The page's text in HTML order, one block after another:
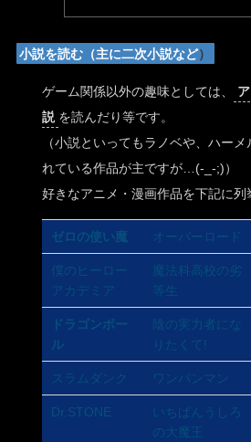
小説を読む（主に二次小説など）
ゲーム関係以外の趣味としては、
説 を読んだり等です。
（小説といってもラノベや、ハー
れている作品が主ですが…(-_-;)）
好きなアニメ・漫画作品を下記に列
ゼロの使い魔 オーバーロード
僕のヒーロー
アカデミア
魔法科高校の劣
等生
ドラゴンボー
ル
陰の実力者にな
りたくて!
スラムダンク ワンパンマン
Dr.STONE
いちばんうしろ
の大魔王